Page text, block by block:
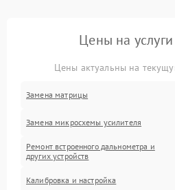
Цены на
Цены актуальны на
Замена матрицы
Замена микросхемы усилителя
Ремонт встроенного дальнометра и
других устройств
Калибровка и настройка